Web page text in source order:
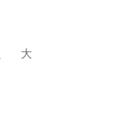
大